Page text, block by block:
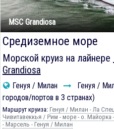
MSC Grandiosa
Средиземное море
Морской круиз на лайнере
Grandiosa
Генуя / Милан
Генуя /
городов/портов в 3 странах)
Маршрут круиза: Генуя / Милан - Ла
Чивитавеккья / Рим - море - о. Майорка
- Марсель - Генуя / Милан